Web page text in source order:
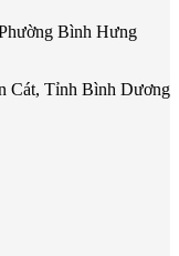
Bình Hưng
Cát, Tỉnh Bình Dương